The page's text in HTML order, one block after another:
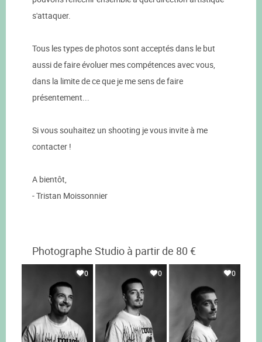
s'attaquer.
Tous les types de photos sont acceptés dans le but
aussi de faire évoluer mes compétences avec vous,
dans la limite de ce que je me sens de faire
présentement...
Si vous souhaitez un shooting je vous invite à me
contacter !
A bientôt,
- Tristan Moissonnier
Photographe Studio à partir de 80 €
0 0 0